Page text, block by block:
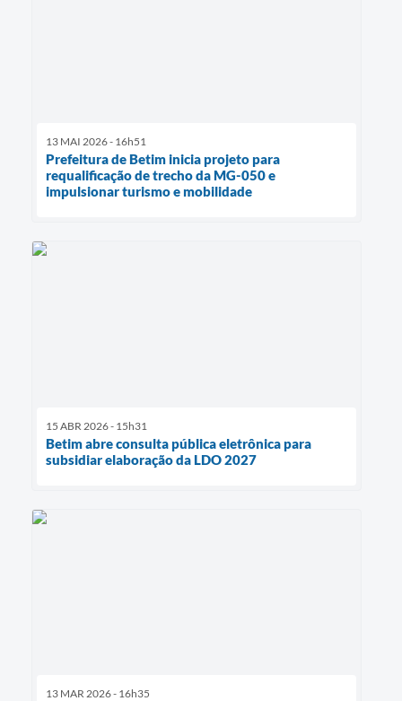
13 MAI 2026 - 16h51
Prefeitura de Betim inicia projeto para
requalificação de trecho da MG-050 e
impulsionar turismo e mobilidade
15 ABR 2026 - 15h31
Betim abre consulta pública eletrônica para
subsidiar elaboração da LDO 2027
13 MAR 2026 - 16h35